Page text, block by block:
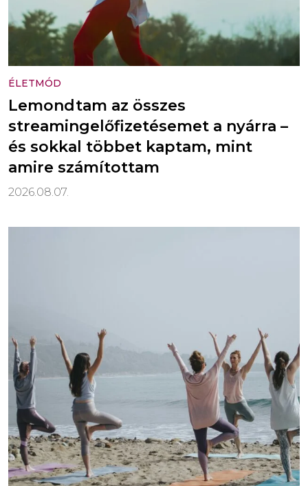
ÉLETMÓD
Lemondtam az összes
streamingelőfizetésemet a nyárra –
és sokkal többet kaptam, mint
amire számítottam
2026.08.07.